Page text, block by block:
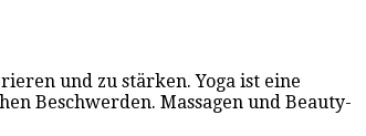
und zu stärken. Yoga ist eine
Beschwerden. Massagen und Beauty-